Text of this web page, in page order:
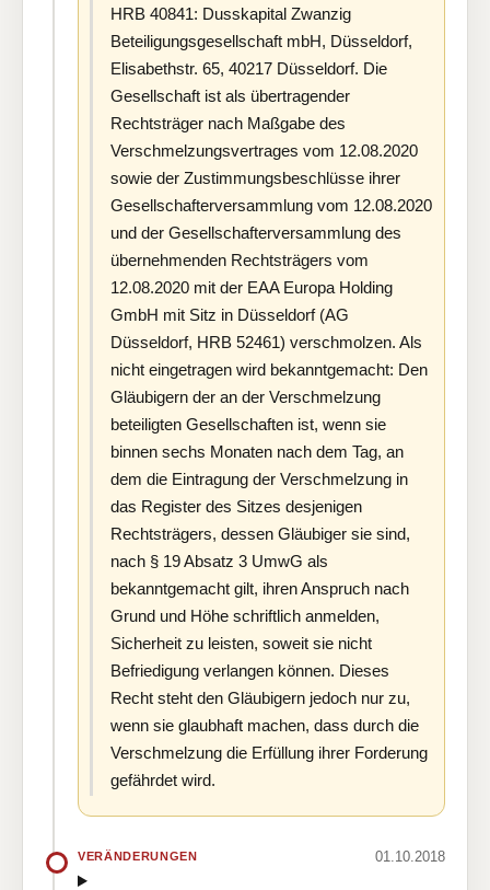
HRB 40841: Dusskapital Zwanzig
Beteiligungsgesellschaft mbH, Düsseldorf,
Elisabethstr. 65, 40217 Düsseldorf. Die
Gesellschaft ist als übertragender
Rechtsträger nach Maßgabe des
Verschmelzungsvertrages vom 12.08.2020
sowie der Zustimmungsbeschlüsse ihrer
Gesellschafterversammlung vom 12.08.2020
und der Gesellschafterversammlung des
übernehmenden Rechtsträgers vom
12.08.2020 mit der EAA Europa Holding
GmbH mit Sitz in Düsseldorf (AG
Düsseldorf, HRB 52461) verschmolzen. Als
nicht eingetragen wird bekanntgemacht: Den
Gläubigern der an der Verschmelzung
beteiligten Gesellschaften ist, wenn sie
binnen sechs Monaten nach dem Tag, an
dem die Eintragung der Verschmelzung in
das Register des Sitzes desjenigen
Rechtsträgers, dessen Gläubiger sie sind,
nach § 19 Absatz 3 UmwG als
bekanntgemacht gilt, ihren Anspruch nach
Grund und Höhe schriftlich anmelden,
Sicherheit zu leisten, soweit sie nicht
Befriedigung verlangen können. Dieses
Recht steht den Gläubigern jedoch nur zu,
wenn sie glaubhaft machen, dass durch die
Verschmelzung die Erfüllung ihrer Forderung
gefährdet wird.
VERÄNDERUNGEN 01.10.2018